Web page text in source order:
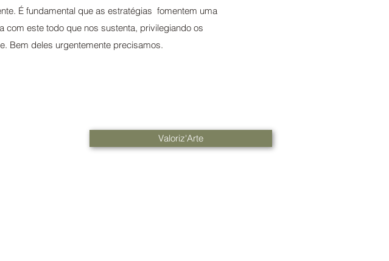
É fundamental que as estratégias fomentem uma
com este todo que nos sustenta, privilegiando os
Bem deles urgentemente precisamos.
Valoriz'Arte